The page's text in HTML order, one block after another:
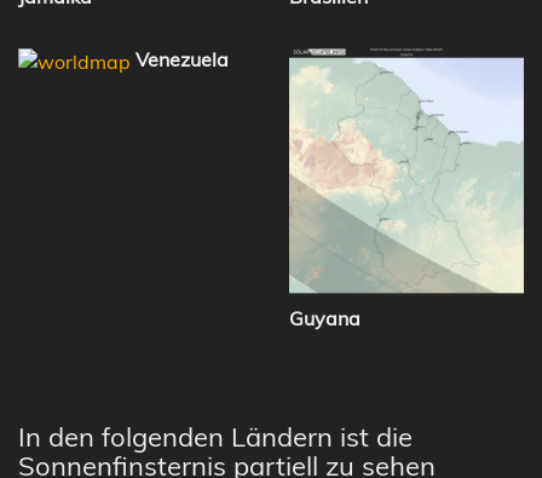
Venezuela
Guyana
In den folgenden Ländern ist die
Sonnenfinsternis partiell zu sehen